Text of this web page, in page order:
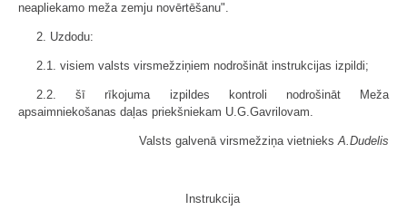
neapliekamo meža zemju novērtēšanu".
2. Uzdodu:
2.1. visiem valsts virsmežziņiem nodrošināt instrukcijas izpildi;
2.2. šī rīkojuma izpildes kontroli nodrošināt Meža
apsaimniekošanas daļas priekšniekam U.G.Gavrilovam.
Valsts galvenā virsmežziņa vietnieksA.Dudelis
Instrukcija